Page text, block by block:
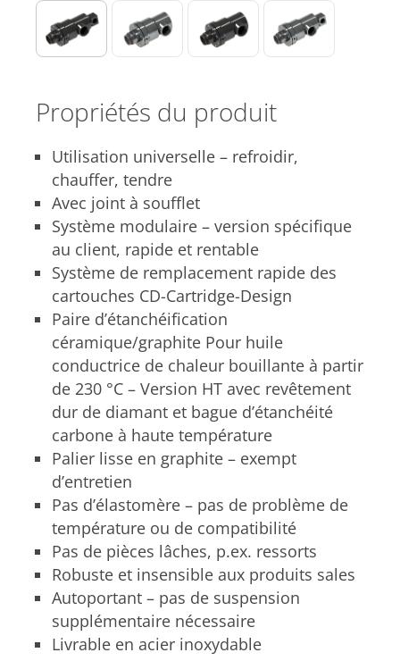
Propriétés du produit
Utilisation universelle – refroidir,
chauffer, tendre
Avec joint à soufflet
Système modulaire – version spécifique
au client, rapide et rentable
Système de remplacement rapide des
cartouches CD-Cartridge-Design
Paire d’étanchéification
céramique/graphite Pour huile
conductrice de chaleur bouillante à partir
de 230 °C – Version HT avec revêtement
dur de diamant et bague d’étanchéité
carbone à haute température
Palier lisse en graphite – exempt
d’entretien
Pas d’élastomère – pas de problème de
température ou de compatibilité
Pas de pièces lâches, p.ex. ressorts
Robuste et insensible aux produits sales
Autoportant – pas de suspension
supplémentaire nécessaire
Livrable en acier inoxydable